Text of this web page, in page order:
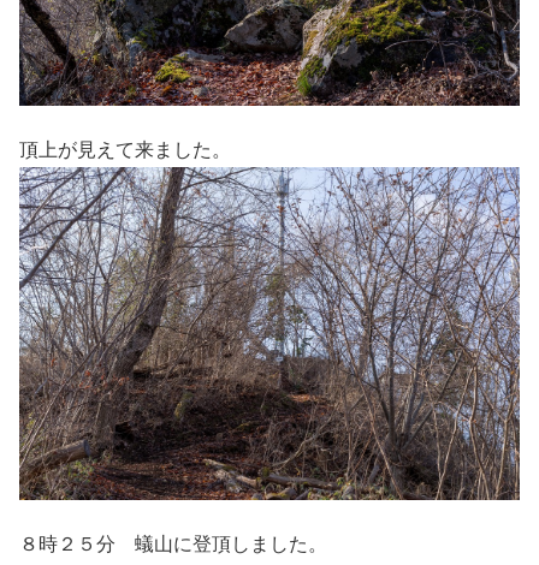
頂上が見えて来ました。
８時２５分 蟻山に登頂しました。